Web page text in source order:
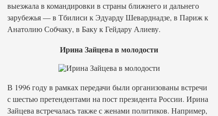
выезжала в командировки в страны ближнего и дальнего
зарубежья — в Тбилиси к Эдуарду Шеварднадзе, в Париж к
Анатолию Собчаку, в Баку к Гейдару Алиеву.
Ирина Зайцева в молодости
В 1996 году в рамках передачи были организованы встречи
с шестью претендентами на пост президента России. Ирина
Зайцева встречалась также с женами политиков. Например,